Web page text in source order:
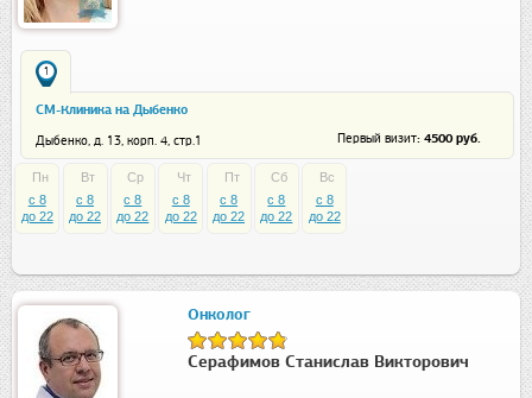
1
СМ-Клиника на Дыбенко
Дыбенко, д. 13, корп. 4, стр.1 Первый визит: 4500 руб.
Пн
c 8
до 22
Вт
c 8
до 22
Ср
c 8
до 22
Чт
c 8
до 22
Пт
c 8
до 22
Сб
c 8
до 22
Вс
c 8
до 22
Онколог
Серафимов Станислав Викторович